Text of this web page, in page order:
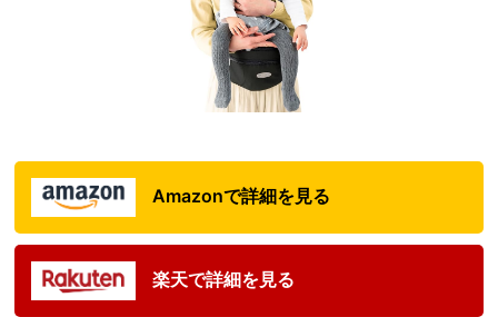
Amazonで詳細を見る
楽天で詳細を見る